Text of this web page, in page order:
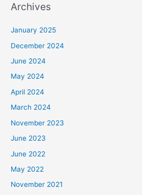
Archives
January 2025
December 2024
June 2024
May 2024
April 2024
March 2024
November 2023
June 2023
June 2022
May 2022
November 2021